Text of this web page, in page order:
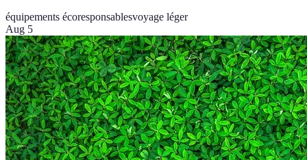
équipements écoresponsablesvoyage léger
Aug 5